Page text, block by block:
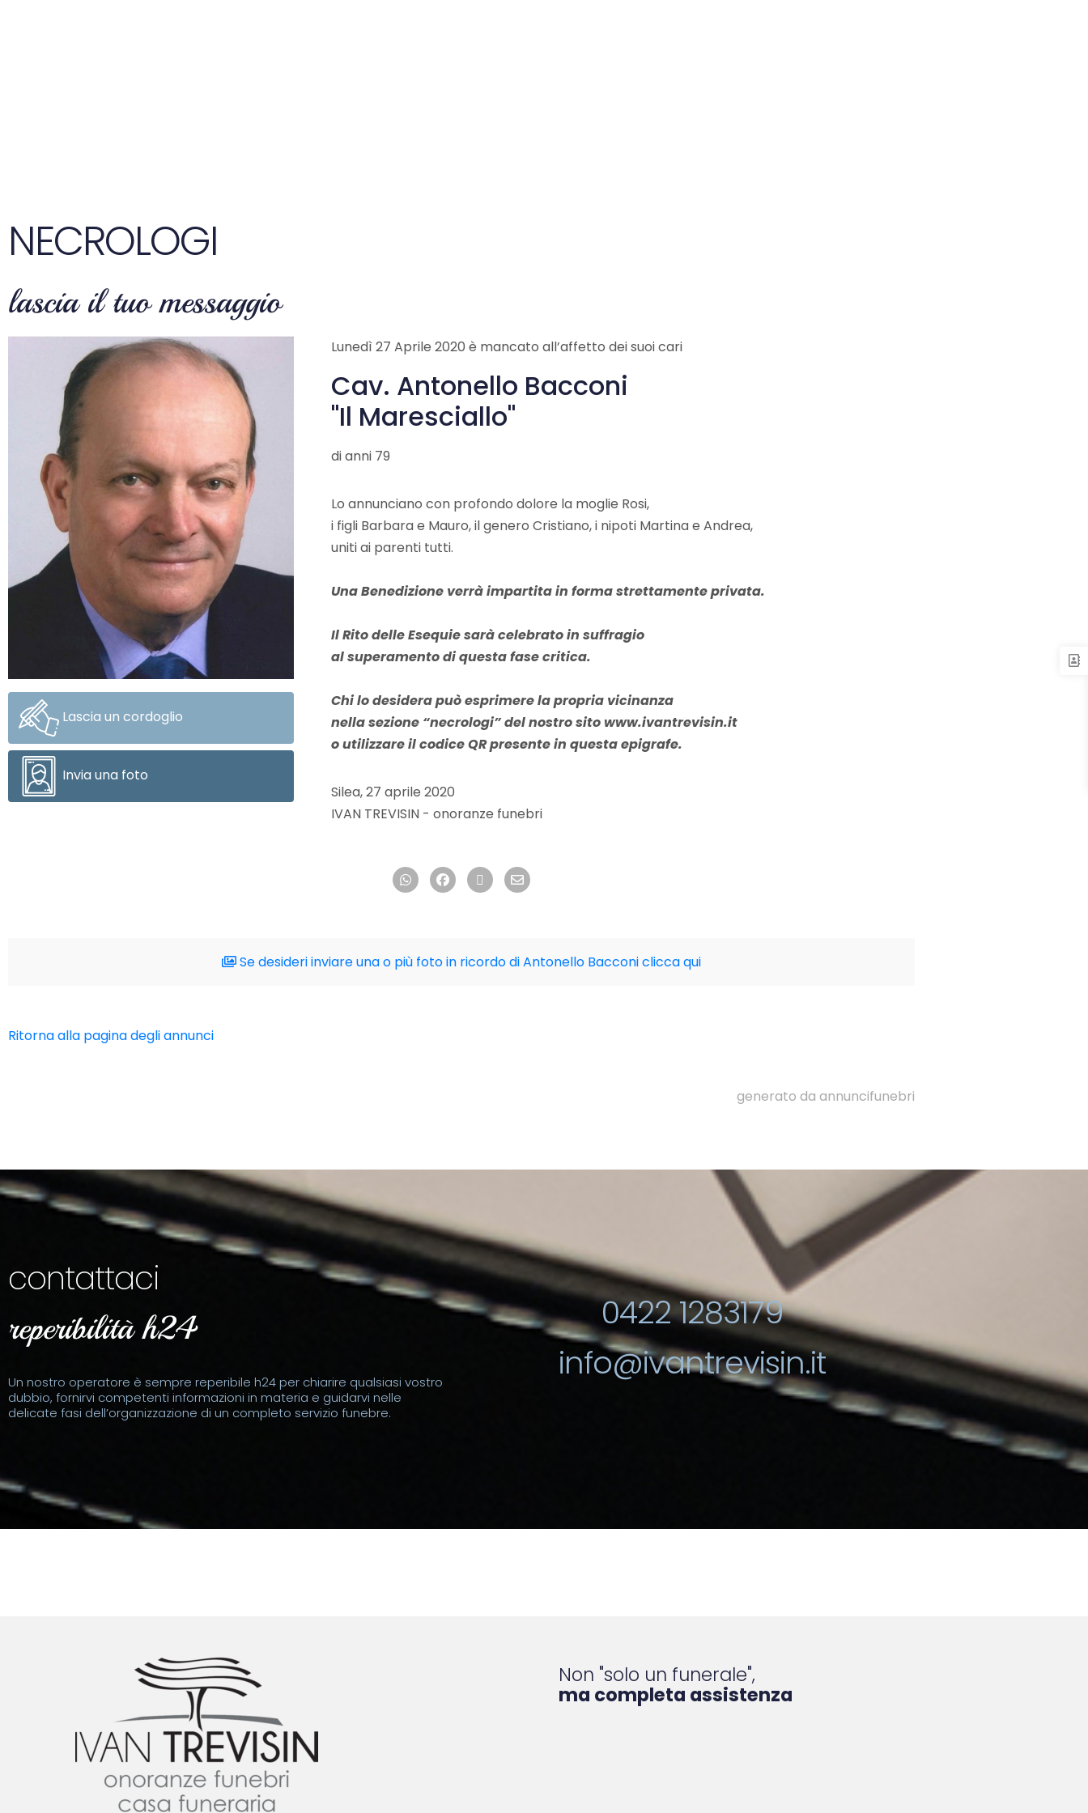
NECROLOGI
lascia il tuo messaggio
Lascia un cordoglio
Invia una foto
Lunedì 27 Aprile 2020 è mancato all’affetto dei suoi cari
Cav. Antonello Bacconi
"Il Maresciallo"
di anni 79
Lo annunciano con profondo dolore la moglie Rosi,
i figli Barbara e Mauro, il genero Cristiano, i nipoti Martina e Andrea,
uniti ai parenti tutti.
Una Benedizione verrà impartita in forma strettamente privata.
Il Rito delle Esequie sarà celebrato in suffragio
al superamento di questa fase critica.
Chi lo desidera può esprimere la propria vicinanza
nella sezione “necrologi” del nostro sito www.ivantrevisin.it
o utilizzare il codice QR presente in questa epigrafe.
Silea, 27 aprile 2020
IVAN TREVISIN - onoranze funebri
Se desideri inviare una o più foto in ricordo di Antonello Bacconi clicca qui
Ritorna alla pagina degli annunci
generato da annuncifunebri
contattaci
reperibilità h24
Un nostro operatore è sempre reperibile h24 per chiarire qualsiasi vostro
dubbio, fornirvi competenti informazioni in materia e guidarvi nelle
delicate fasi dell’organizzazione di un completo servizio funebre.
0422 1283179
info@ivantrevisin.it
Non "solo un funerale",
ma completa assistenza